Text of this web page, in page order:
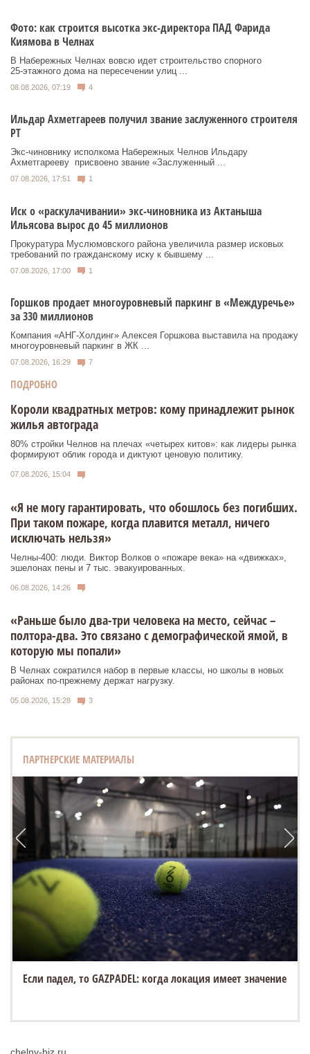
Фото: как строится высотка экс-директора ПАД Фарида
Киямова в Челнах
В Набережных Челнах вовсю идет строительство спорного
25‑этажного дома на пересечении улиц ...
08.08.2026, 07:19 4
Ильдар Ахметгареев получил звание заслуженного строителя
РТ
Экс‑чиновнику исполкома Набережных Челнов Ильдару
Ахметгарееву присвоено звание «Заслуженный ...
07.08.2026, 17:51 1
Иск о «раскулачивании» экс-чиновника из Актаныша
Ильясова вырос до 45 миллионов
Прокуратура Муслюмовского района увеличила размер исковых
требований по гражданскому иску к бывшему ...
07.08.2026, 17:00 1
Горшков продает многоуровневый паркинг в «Междуречье»
за 330 миллионов
Компания «АНГ-Холдинг» Алексея Горшкова выставила на продажу
многоуровневый паркинг в ЖК ...
07.08.2026, 16:29 7
ПОДРОБНО
Короли квадратных метров: кому принадлежит рынок
жилья автограда
80% стройки Челнов на плечах «четырех китов»: как лидеры рынка
формируют облик города и диктуют ценовую политику.
07.08.2026, 15:04
«Я не могу гарантировать, что обошлось без погибших.
При таком пожаре, когда плавится металл, ничего
исключать нельзя»
Челны-400: люди. Виктор Волков о «пожаре века» на «движках»,
эшелонах пены и 7 тыс. эвакуированных.
06.08.2026, 14:26
«Раньше было два-три человека на место, сейчас –
полтора-два. Это связано с демографической ямой, в
которую мы попали»
В Челнах сократился набор в первые классы, но школы в новых
районах по-прежнему держат нагрузку.
05.08.2026, 15:28 3
ПАРТНЕРСКИЕ МАТЕРИАЛЫ
Если падел, то GAZPADEL: когда локация имеет значение
chelny-biz.ru